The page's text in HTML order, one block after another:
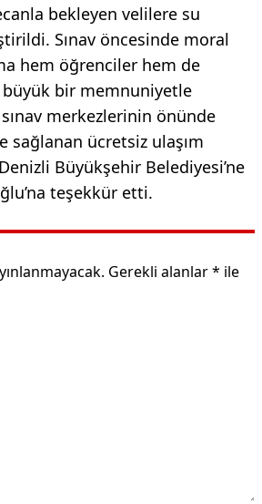
bekleyen velilere su
Sınav öncesinde moral
hem öğrenciler hem de
bir memnuniyetle
sınav merkezlerinin önünde
sağlanan ücretsiz ulaşım
Büyükşehir Belediyesi’ne
teşekkür etti.
Gerekli alanlar* ile